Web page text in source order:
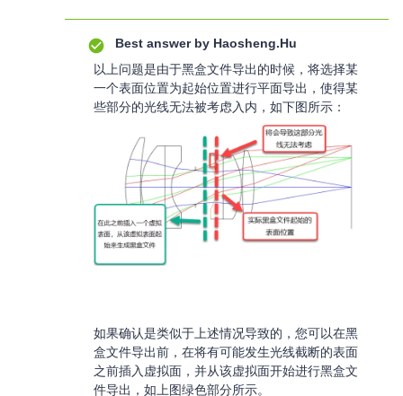
Best answer by Haosheng.Hu
以上问题是由于黑盒文件导出的时候，将选择某
一个表面位置为起始位置进行平面导出，使得某
些部分的光线无法被考虑入内，如下图所示：
如果确认是类似于上述情况导致的，您可以在黑
盒文件导出前，在将有可能发生光线截断的表面
之前插入虚拟面，并从该虚拟面开始进行黑盒文
件导出，如上图绿色部分所示。